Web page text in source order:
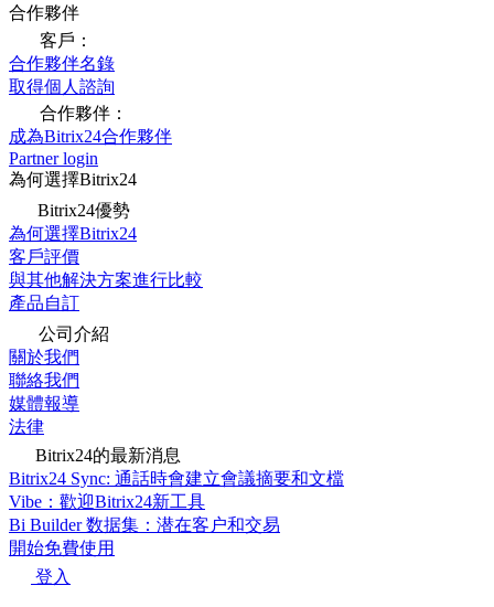
合作夥伴
客戶：
合作夥伴名錄
取得個人諮詢
合作夥伴：
成為Bitrix24合作夥伴
Partner login
為何選擇Bitrix24
Bitrix24優勢
為何選擇Bitrix24
客戶評價
與其他解決方案進行比較
產品自訂
公司介紹
關於我們
聯絡我們
媒體報導
法律
Bitrix24的最新消息
Bitrix24 Sync: 通話時會建立會議摘要和文檔
Vibe：歡迎Bitrix24新工具
Bi Builder 数据集：潜在客户和交易
開始免費使用
登入